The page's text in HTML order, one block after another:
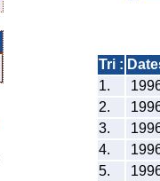
Tri :
1.
2.
3.
4.
5.